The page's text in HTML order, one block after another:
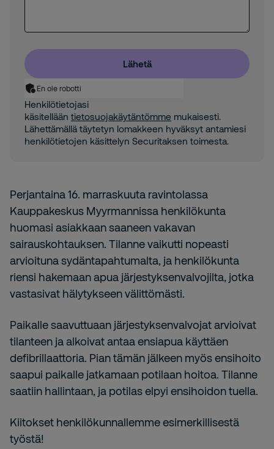
Perjantaina 16. marraskuuta ravintolassa
Kauppakeskus Myyrmannissa henkilökunta
huomasi asiakkaan saaneen vakavan
sairauskohtauksen. Tilanne vaikutti nopeasti
arvioituna sydäntapahtumalta, ja henkilökunta
riensi hakemaan apua järjestyksenvalvojilta, jotka
vastasivat hälytykseen välittömästi.
Paikalle saavuttuaan järjestyksenvalvojat arvioivat
tilanteen ja alkoivat antaa ensiapua käyttäen
defibrillaattoria. Pian tämän jälkeen myös ensihoito
saapui paikalle jatkamaan potilaan hoitoa. Tilanne
saatiin hallintaan, ja potilas elpyi ensihoidon tuella.
Kiitokset henkilökunnallemme esimerkillisestä
työstä!
Lähetä
En ole robotti
Henkilötietojasi
käsitellään tietosuojakäytäntömme mukaisesti.
Lähettämällä täytetyn lomakkeen hyväksyt antamiesi
henkilötietojen käsittelyn Securitaksen toimesta.